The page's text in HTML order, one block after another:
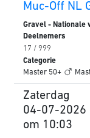
Muc-Off NL
Gravel - Nationale
Deelnemers
17 / 999
Categorie
Master 50+
Zaterdag
04-07-2026
om 10:03